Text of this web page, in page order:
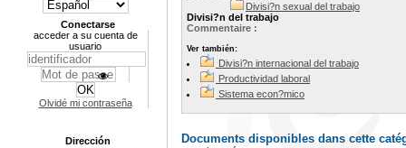
Divisi?n sexual del trabajo
Divisi?n del trabajo
Commentaire :
Ver también:
Divisi?n internacional del trabajo
Productividad laboral
Sistema econ?mico
Documents disponibles dans cette
Conectarse
acceder a su cuenta de
usuario
Olvidé mi contraseña
Dirección